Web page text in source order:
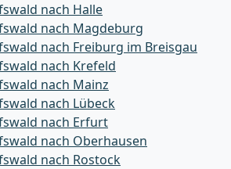
nach Halle
nach Magdeburg
nach Freiburg im Breisgau
nach Krefeld
nach Mainz
nach Lübeck
nach Erfurt
nach Oberhausen
nach Rostock